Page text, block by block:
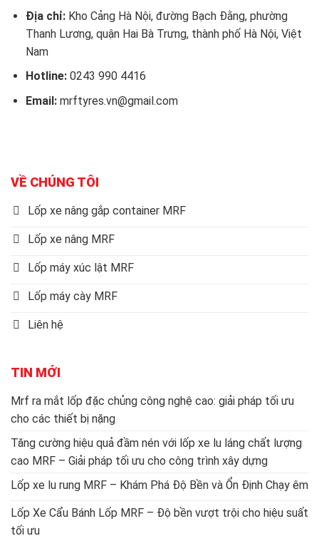
Địa chỉ:Kho Cảng Hà Nội, đường Bạch Đằng, phường
Thanh Lương, quận Hai Bà Trưng, thành phố Hà Nội, Việt
Nam
Hotline: 0243 990 4416
Email: mrftyres.vn@gmail.com
VỀ CHÚNG TÔI
Lốp xe nâng gắp container MRF
Lốp xe nâng MRF
Lốp máy xúc lật MRF
Lốp máy cày MRF
Liên hệ
TIN MỚI
Mrf ra mắt lốp đặc chủng công nghệ cao: giải pháp tối ưu
cho các thiết bị nặng
Tăng cường hiệu quả đầm nén với lốp xe lu láng chất lượng
cao MRF – Giải pháp tối ưu cho công trình xây dựng
Lốp xe lu rung MRF – Khám Phá Độ Bền và Ổn Định Chạy êm
Lốp Xe Cẩu Bánh Lốp MRF – Độ bền vượt trội cho hiệu suất
tối ưu